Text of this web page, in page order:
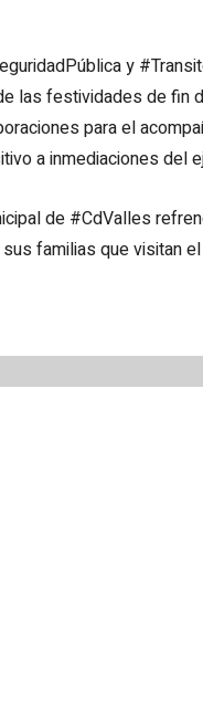
y
las festividades de fin
para el
a inmediaciones del
de #CdValles
familias que visitan